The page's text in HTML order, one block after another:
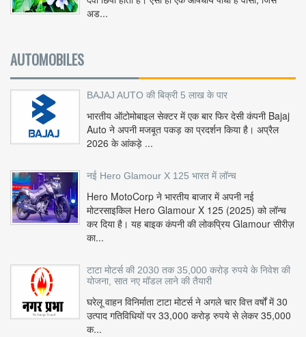
अड...
AUTOMOBILES
BAJAJ AUTO की बिक्री 5 लाख के पार
भारतीय ऑटोमोबाइल सेक्टर में एक बार फिर देसी कंपनी Bajaj
Auto ने अपनी मजबूत पकड़ का प्रदर्शन किया है। अप्रैल
2026 के आंकड़े ...
नई Hero Glamour X 125 भारत में लॉन्च
Hero MotoCorp ने भारतीय बाजार में अपनी नई
मोटरसाइकिल Hero Glamour X 125 (2025) को लॉन्च
कर दिया है। यह बाइक कंपनी की लोकप्रिय Glamour सीरीज़
का...
टाटा मोटर्स की 2030 तक 35,000 करोड़ रुपये के निवेश की
योजना, सात नए मॉडल लाने की तैयारी
घरेलू वाहन विनिर्माता टाटा मोटर्स ने अगले चार वित्त वर्षों में 30
उत्पाद गतिविधियों पर 33,000 करोड़ रुपये से लेकर 35,000
क...